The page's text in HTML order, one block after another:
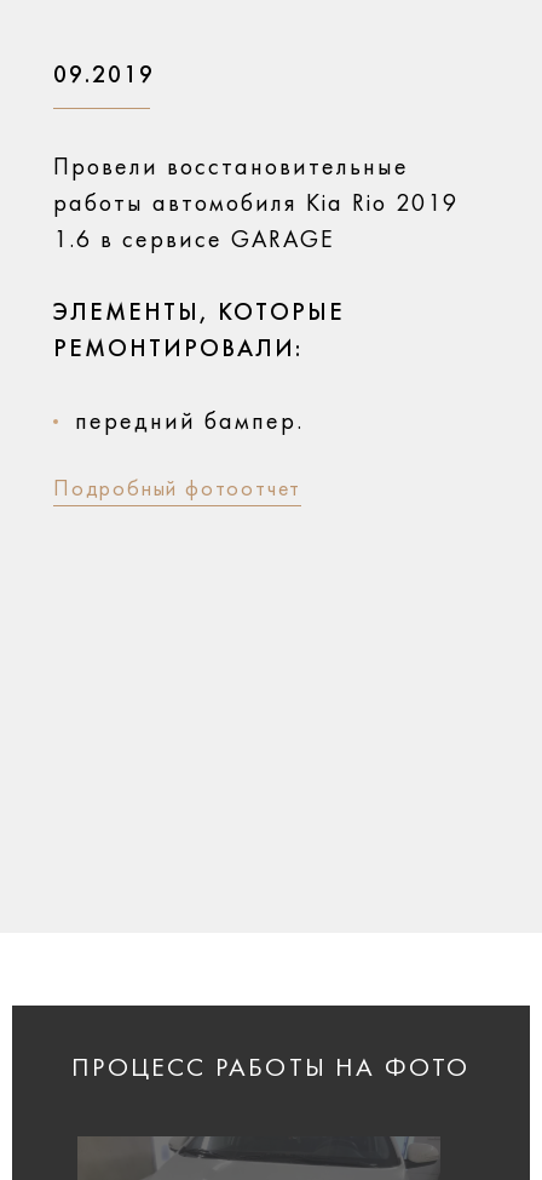
09.2019
Провели восстановительные
работы автомобиля Kia Rio 2019
1.6 в сервисе GARAGE
ЭЛЕМЕНТЫ, КОТОРЫЕ
РЕМОНТИРОВАЛИ:
передний бампер.
Подробный фотоотчет
ПРОЦЕСС РАБОТЫ НА ФОТО